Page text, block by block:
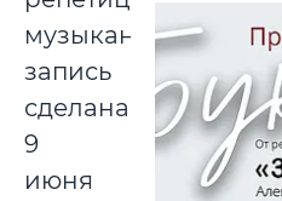
музыканта,
запись
сделана
9
июня